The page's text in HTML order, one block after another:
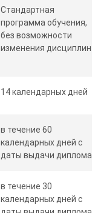
Стандартная
программа обучения,
без возможности
изменения дисциплин
14 календарных дней
в течение 60
календарных дней с
даты выдачи диплома
в течение 30
календарных дней с